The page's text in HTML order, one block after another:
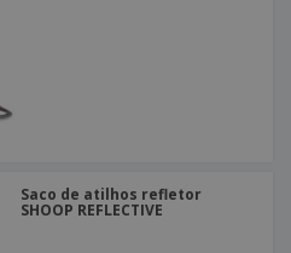
Saco de atilhos refletor
SHOOP REFLECTIVE